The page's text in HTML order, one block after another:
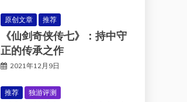
原创文章 推荐
《仙剑奇侠传七》：持中守
正的传承之作
2021年12月9日
推荐 独游评测